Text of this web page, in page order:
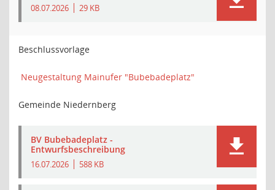
08.07.2026 29 KB
Beschlussvorlage
Neugestaltung Mainufer "Bubebadeplatz"
Gemeinde Niedernberg
BV Bubebadeplatz -
Entwurfsbeschreibung
16.07.2026 588 KB